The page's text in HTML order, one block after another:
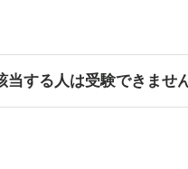
当する人は受験できませ